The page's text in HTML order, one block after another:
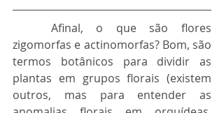
zigomorfas e actinomorfas? Bom, são
termos botânicos para dividir as
plantas em grupos florais (existem
outros, mas para entender as